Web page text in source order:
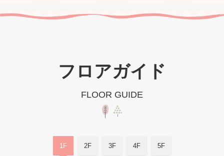
フロアガイド
FLOOR GUIDE
1F 2F 3F 4F 5F